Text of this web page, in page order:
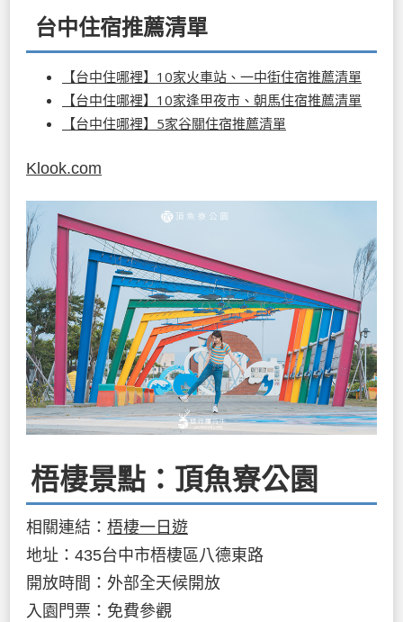
台中住宿推薦清單
【台中住哪裡】10家火車站、一中街住宿推薦清單
【台中住哪裡】10家逢甲夜市、朝馬住宿推薦清單
【台中住哪裡】5家谷關住宿推薦清單
Klook.com
梧棲景點：頂魚寮公園
相關連結： 梧棲一日遊
地址：435台中市梧棲區八德東路
開放時間：外部全天候開放
入園門票：免費參觀